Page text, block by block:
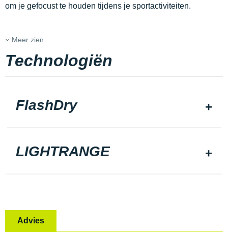
om je gefocust te houden tijdens je sportactiviteiten.
Meer zien
Technologiën
FlashDry
LIGHTRANGE
Advies